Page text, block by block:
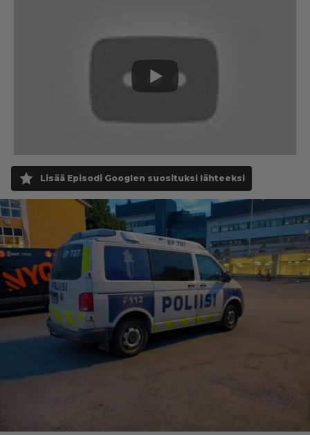
Lisää Episodi Googlen suosituksi lähteeksi